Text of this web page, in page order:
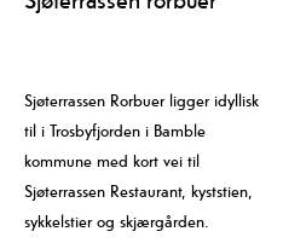
Sjøterrassen Rorbuer ligger idyllisk
til i Trosbyfjorden i Bamble
kommune med kort vei til
Sjøterrassen Restaurant, kyststien,
sykkelstier og skjærgården.